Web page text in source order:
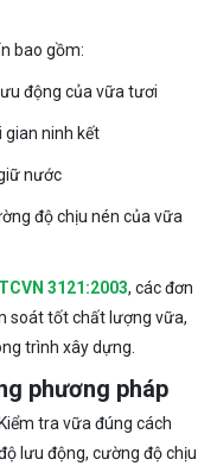
bao gồm:
động của vữa tươi
gian ninh kết
nước
độ chịu nén của vữa
TCVN 3121:2003, các đơn
soát tốt chất lượng vữa,
trình xây dựng.
phương pháp
tra vữa đúng cách
lưu động, cường độ chịu